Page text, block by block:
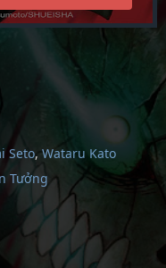
Seto, Wataru Kato
Tưởng